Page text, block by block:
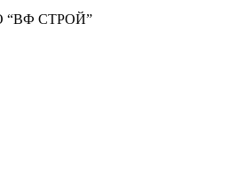
“ВФ СТРОЙ”